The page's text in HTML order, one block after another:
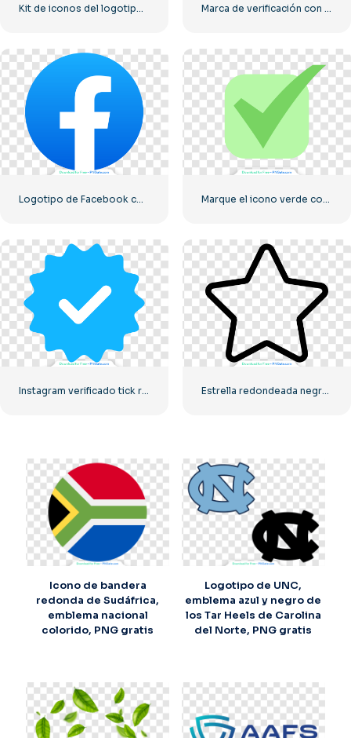
Kit de iconos del logotipo de Facebook Marca de verificación con un círculo verde
Logotipo de Facebook con un círculo azul Marque el icono verde correcto redondeado
Estrella redondeada negra – Icono lineal
Icono de bandera
redonda de Sudáfrica,
emblema nacional
colorido, PNG gratis
Logotipo de UNC,
emblema azul y negro de
los Tar Heels de Carolina
del Norte, PNG gratis